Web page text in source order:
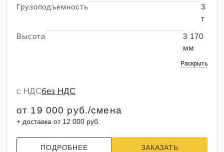
Грузоподъемность
3
т
Высота
3 170
мм
Раскрыть
с НДСбез НДС
от 19 000 руб./смена
+ доставка от 12 000 руб.
ПОДРОБНЕЕ ЗАКАЗАТЬ